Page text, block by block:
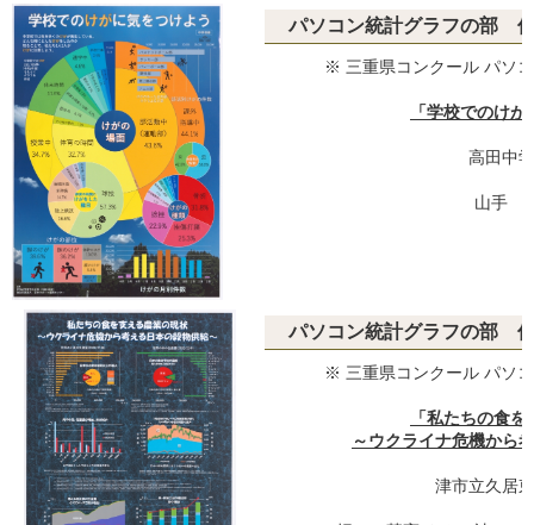
パソコン統計グラフの部
※ 三重県コンクール パソコ
「学校でのけ
高田中
山手
パソコン統計グラフの部
※ 三重県コンクール パソコ
「私たちの食
～ウクライナ危機から
津市立久居